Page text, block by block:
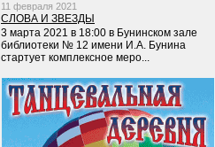
11 февраля 2021
СЛОВА И ЗВЕЗДЫ
3 марта 2021 в 18:00 в Бунинском зале
библиотеки № 12 имени И.А. Бунина
стартует комплексное меро...